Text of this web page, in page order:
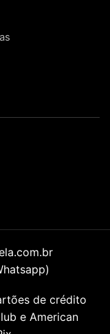
de crédito
e American